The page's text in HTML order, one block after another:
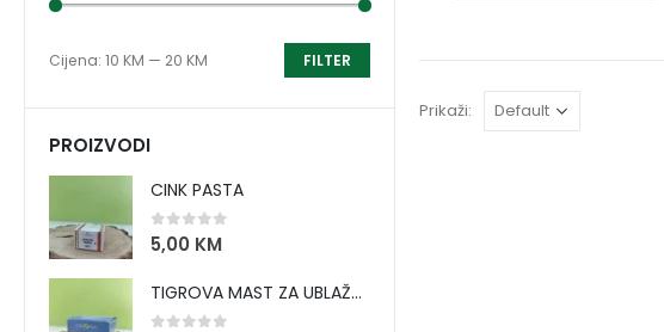
Prikaži:
FILTER
Cijena: 10 KM — 20 KM
PROIZVODI
CINK PASTA
0 out of 5
5,00 KM
TIGROVA MAST ZA UBLAŽAVANJE BOLOVA I ZAGRIJAVANJE MIŠIĆA